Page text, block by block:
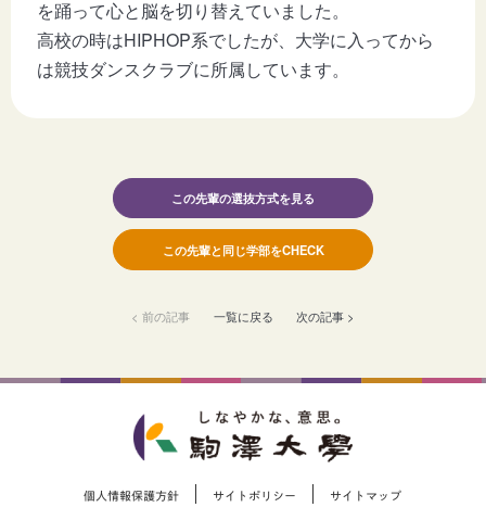
を踊って心と脳を切り替えていました。
高校の時はHIPHOP系でしたが、大学に入ってから
は競技ダンスクラブに所属しています。
この先輩の選抜方式を見る
この先輩と同じ学部をCHECK
< 前の記事 一覧に戻る 次の記事 >
個人情報保護方針 サイトポリシー サイトマップ